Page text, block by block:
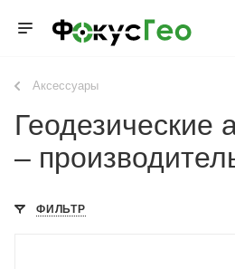
Аксессуары
Геодезические
–
ФИЛЬТР